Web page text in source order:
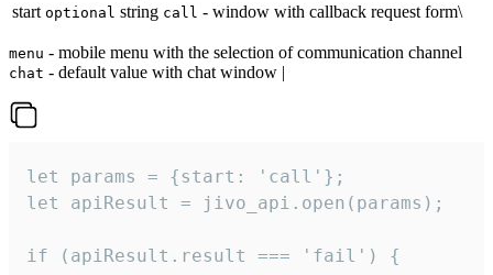
start optional string call - window with callback request form\
menu - mobile menu with the selection of communication channel
chat - default value with chat window |
let params = {start: 'call'};
let apiResult = jivo_api.open(params);
if (apiResult.result === 'fail') {